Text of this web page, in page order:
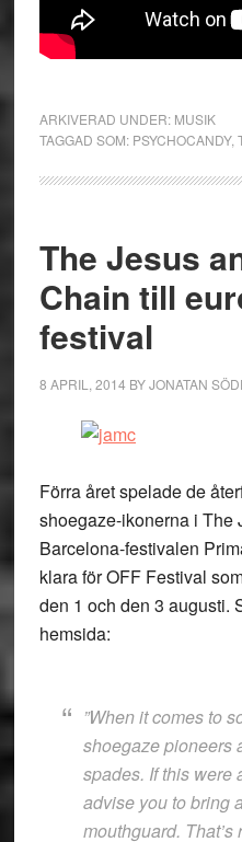
ARKIVERAD UNDER: MUSIK
TAGGAD SOM: PSYCHOCANDY,
The Jesus
Chain till
festival
8 APRIL, 2014 BYJONATAN
Förra året spelade de
shoegaze-ikonerna i The
Barcelona-festivalen
klara för OFF Festival
den 1 och den 3 augusti.
hemsida:
”When it comes to
shoegaze pioneers
spades. If this were
advise you to bring
mouthguard.